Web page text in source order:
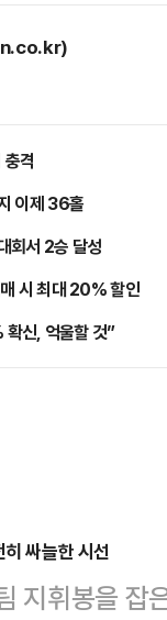
충격
이제 36홀
회서 2승 달성
시 최대 20% 할인
신, 억울할 것”
싸늘한 시선
지휘봉을 잡